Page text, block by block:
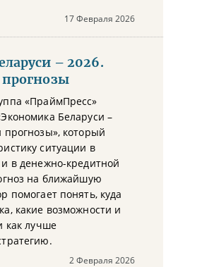
17 Февраля 2026
– 2026.
«ПраймПресс»
Беларуси –
который
ситуации в
в денежно-кредитной
на ближайшую
помогает понять, куда
какие возможности и
как лучше
2 Февраля 2026